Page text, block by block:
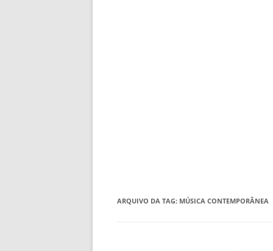
ARQUIVO DA TAG: MÚSICA CONTEMPORÂNEA